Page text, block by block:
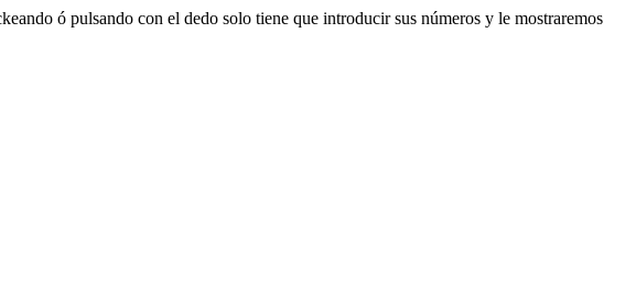
ó pulsando con el dedo solo tiene que introducir sus números y le mostraremos